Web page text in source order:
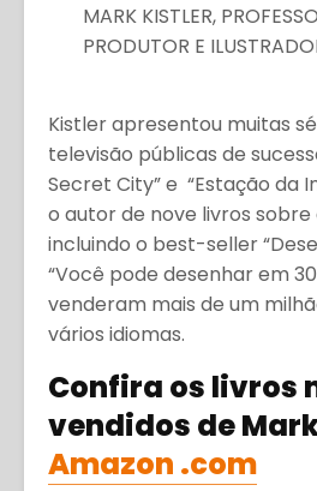
MARK KISTLER,
PRODUTOR E
Kistler apresentou muitas
televisão públicas de
Secret City” e “Estação da
o autor de nove livros
incluindo o best-seller
“Você pode desenhar em 30
venderam mais de um
vários idiomas.
Confira os livros
vendidos de
Amazon .com